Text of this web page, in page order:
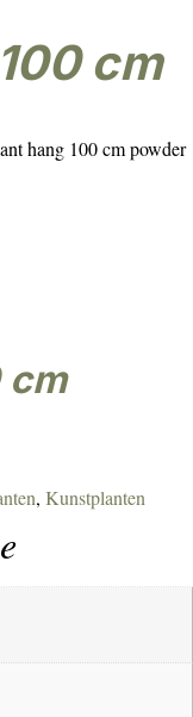
hang 100 cm powder
, Kunstplanten